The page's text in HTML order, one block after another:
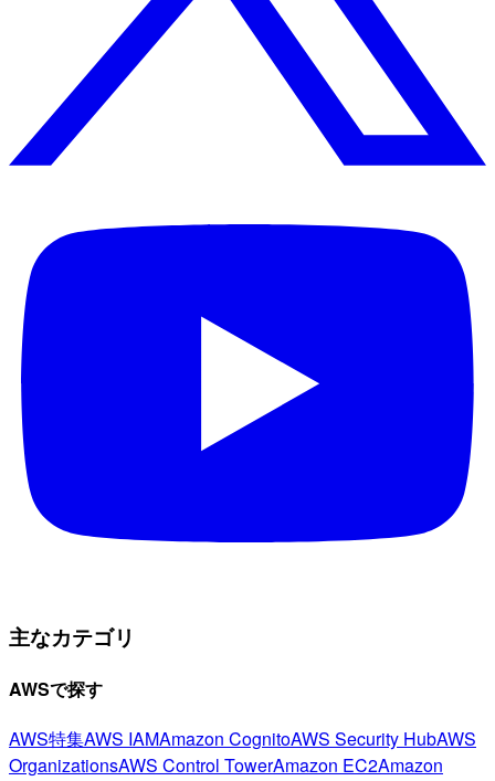
主なカテゴリ
AWSで探す
AWS特集AWS IAMAmazon CognitoAWS Security HubAWS
OrganizationsAWS Control TowerAmazon EC2Amazon